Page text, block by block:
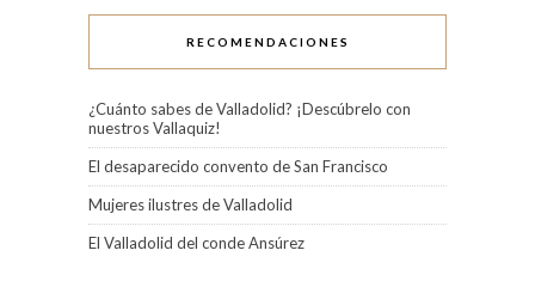
RECOMENDACIONES
¿Cuánto sabes de Valladolid? ¡Descúbrelo con
nuestros Vallaquiz!
El desaparecido convento de San Francisco
Mujeres ilustres de Valladolid
El Valladolid del conde Ansúrez